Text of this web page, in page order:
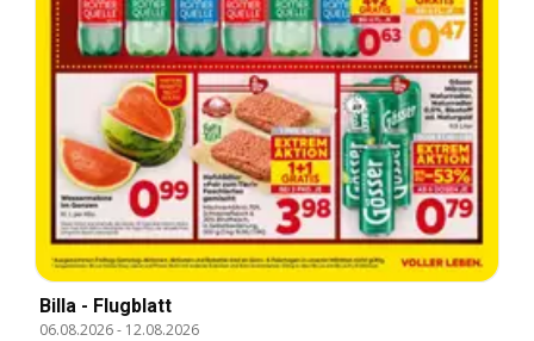
Billa - Flugblatt
06.08.2026- 12.08.2026